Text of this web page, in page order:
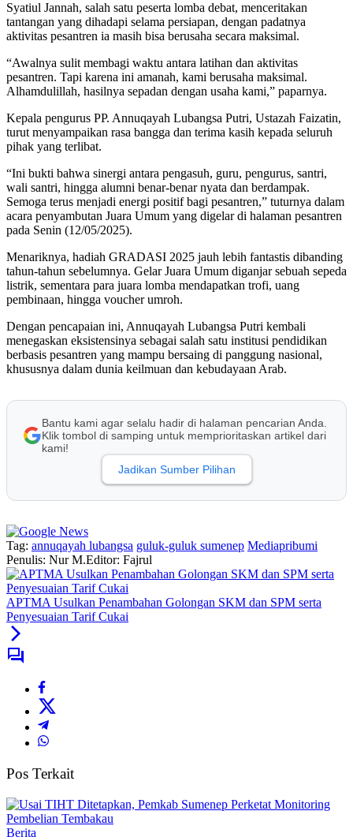
Syatiul Jannah, salah satu peserta lomba debat, menceritakan
tantangan yang dihadapi selama persiapan, dengan padatnya
aktivitas pesantren ia masih bisa berusaha secara maksimal.
“Awalnya sulit membagi waktu antara latihan dan aktivitas
pesantren. Tapi karena ini amanah, kami berusaha maksimal.
Alhamdulillah, hasilnya sepadan dengan usaha kami,” paparnya.
Kepala pengurus PP. Annuqayah Lubangsa Putri, Ustazah Faizatin,
turut menyampaikan rasa bangga dan terima kasih kepada seluruh
pihak yang terlibat.
“Ini bukti bahwa sinergi antara pengasuh, guru, pengurus, santri,
wali santri, hingga alumni benar-benar nyata dan berdampak.
Semoga terus menjadi energi positif bagi pesantren,” tuturnya dalam
acara penyambutan Juara Umum yang digelar di halaman pesantren
pada Senin (12/05/2025).
Menariknya, hadiah GRADASI 2025 jauh lebih fantastis dibanding
tahun-tahun sebelumnya. Gelar Juara Umum diganjar sebuah sepeda
listrik, sementara para juara lomba mendapatkan trofi, uang
pembinaan, hingga voucher umroh.
Dengan pencapaian ini, Annuqayah Lubangsa Putri kembali
menegaskan eksistensinya sebagai salah satu institusi pendidikan
berbasis pesantren yang mampu bersaing di panggung nasional,
khususnya dalam dunia keilmuan dan kebudayaan Arab.
Bantu kami agar selalu hadir di halaman pencarian Anda.
Klik tombol di samping untuk memprioritaskan artikel dari
kami!
Jadikan Sumber Pilihan
Tag: annuqayah lubangsa guluk-guluk sumenep Mediapribumi
Penulis: Nur M.Editor: Fajrul
APTMA Usulkan Penambahan Golongan SKM dan SPM serta
Penyesuaian Tarif Cukai
Pos Terkait
Berita